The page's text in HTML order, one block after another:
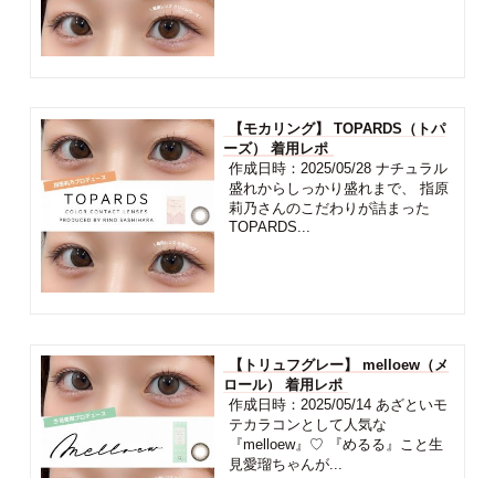
【モカリング】 TOPARDS（トパ
ーズ） 着用レポ
作成日時：2025/05/28 ナチュラル
盛れからしっかり盛れまで、 指原
莉乃さんのこだわりが詰まった
TOPARDS...
【トリュフグレー】 melloew（メ
ロール） 着用レポ
作成日時：2025/05/14 あざといモ
テカラコンとして人気な
『melloew』♡ 『めるる』こと生
見愛瑠ちゃんが...